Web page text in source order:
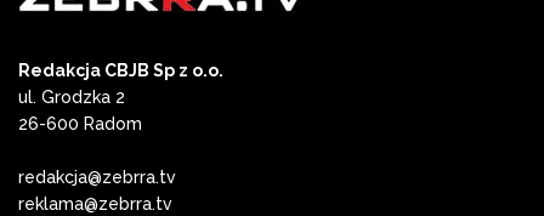
Redakcja CBJB Sp z o.o.
ul. Grodzka 2
26-600 Radom
redakcja@zebrra.tv
reklama@zebrra.tv